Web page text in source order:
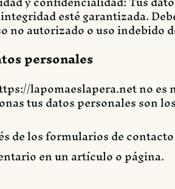
esté garantizada.
no autorizado o uso indebido
personales
lapomaeslapera.netno es
tus datos personales son
de los formularios de
en un artículo o página.